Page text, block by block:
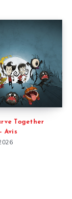
Together
Avis